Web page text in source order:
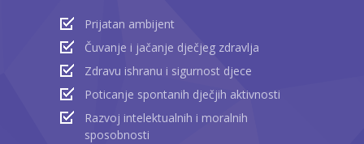
Prijatan ambijent
Čuvanje i jačanje dječjeg zdravlja
Zdravu ishranu i sigurnost djece
Poticanje spontanih dječjih aktivnosti
Razvoj intelektualnih i moralnih
sposobnosti